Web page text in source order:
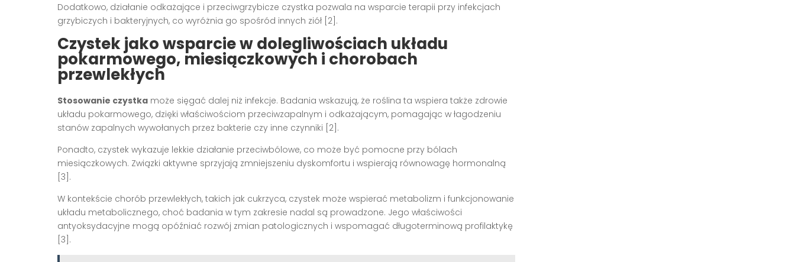
Dodatkowo, działanie odkażające i przeciwgrzybicze czystka pozwala na wsparcie terapii przy infekcjach
grzybiczych i bakteryjnych, co wyróżnia go spośród innych ziół [2].
Czystek jako wsparcie w dolegliwościach układu
pokarmowego, miesiączkowych i chorobach
przewlekłych
Stosowanie czystka może sięgać dalej niż infekcje. Badania wskazują, że roślina ta wspiera także zdrowie
układu pokarmowego, dzięki właściwościom przeciwzapalnym i odkażającym, pomagając w łagodzeniu
stanów zapalnych wywołanych przez bakterie czy inne czynniki [2].
Ponadto, czystek wykazuje lekkie działanie przeciwbólowe, co może być pomocne przy bólach
miesiączkowych. Związki aktywne sprzyjają zmniejszeniu dyskomfortu i wspierają równowagę hormonalną
[3].
W kontekście chorób przewlekłych, takich jak cukrzyca, czystek może wspierać metabolizm i funkcjonowanie
układu metabolicznego, choć badania w tym zakresie nadal są prowadzone. Jego właściwości
antyoksydacyjne mogą opóźniać rozwój zmian patologicznych i wspomagać długoterminową profilaktykę
[3].